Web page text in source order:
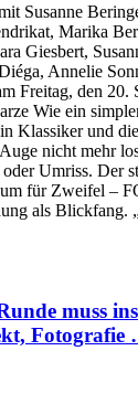
Susanne
Marika
Giesbert,
Annelie
Freitag, den 20.
Wie ein
Klassiker und
nicht mehr
Umriss. Der
für Zweifel –
als Blickfang.
muss
Fotografie